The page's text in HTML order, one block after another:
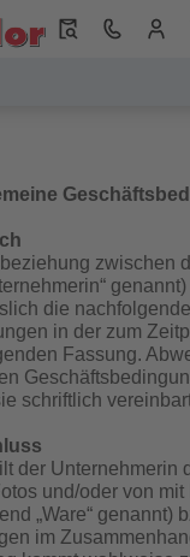
im Rahmen
Prints
Prints
Prints
mit Design
Streetmap
Anlässe
Hüllen
Hüllen
Hüllen
based Case
Case
mit
Grosseltern
den
Kinder
die besten Freunde
Tierfreunde
Geburtstag
& Ferienzwischen
die
in der zum
Fassung.
schriftlich
der Unternehmerin
und/oder von
„Ware“ genannt)
im